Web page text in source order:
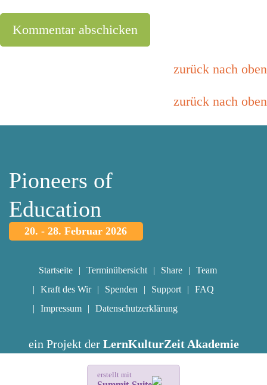
zurück nach oben
zurück nach oben
Pioneers of
Education
20. - 28. Februar 2026
Startseite Terminübersicht Share
Team
Kraft des Wir
Spenden Support
FAQ
Impressum
Datenschutzerklärung
ein Projekt der LernKulturZeit Akademie
erstellt mit